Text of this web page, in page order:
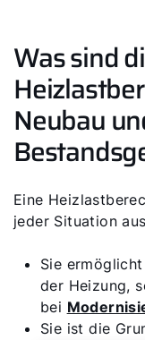
Was sind
Neubau
Eine
jeder Situation
Sie
der Heizung,
bei
Sie ist die